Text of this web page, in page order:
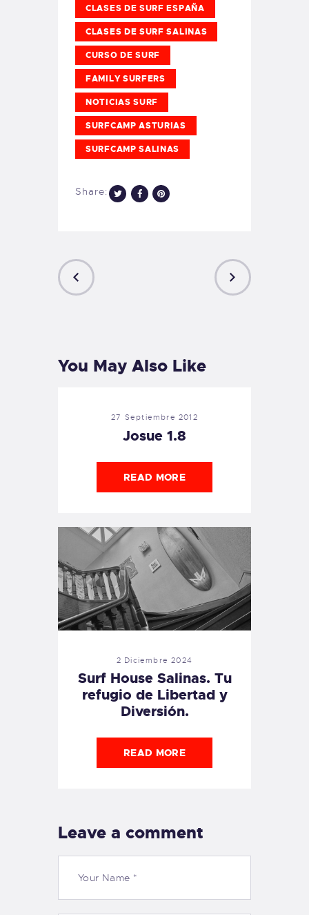
CLASES DE SURF ESPAÑA
CLASES DE SURF SALINAS
CURSO DE SURF
FAMILY SURFERS
NOTICIAS SURF
SURFCAMP ASTURIAS
SURFCAMP SALINAS
Share:
You May Also Like
27 Septiembre 2012
Josue 1.8
READ MORE
2 Diciembre 2024
Surf House Salinas. Tu
refugio de Libertad y
Diversión.
READ MORE
Leave a comment